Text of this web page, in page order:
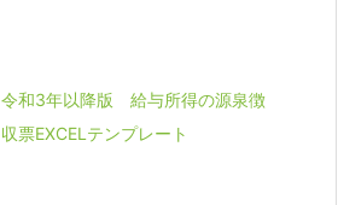
令和3年以降版 給与所得の源泉徴
収票EXCELテンプレート